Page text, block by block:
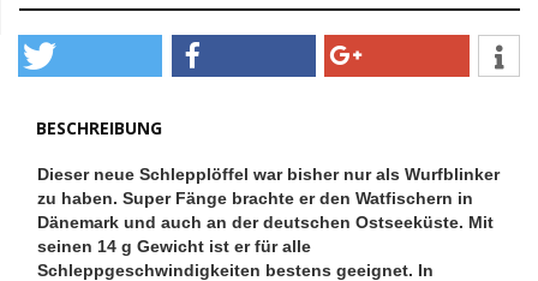
BESCHREIBUNG
Dieser neue Schlepplöffel war bisher nur als Wurfblinker
zu haben. Super Fänge brachte er den Watfischern in
Dänemark und auch an der deutschen Ostseeküste. Mit
seinen 14 g Gewicht ist er für alle
Schleppgeschwindigkeiten bestens geeignet. In